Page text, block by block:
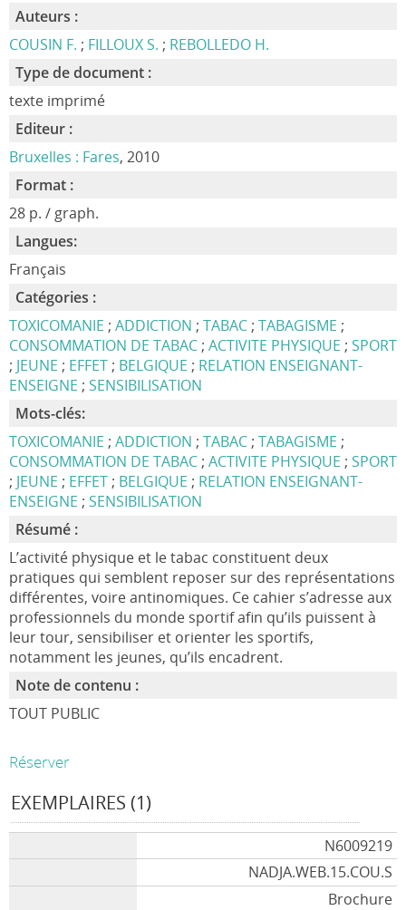
Auteurs :
COUSIN F. ; FILLOUX S. ; REBOLLEDO H.
Type de document :
texte imprimé
Editeur :
Bruxelles : Fares, 2010
Format :
28 p. / graph.
Langues:
Français
Catégories :
TOXICOMANIE ; ADDICTION ; TABAC; TABAGISME ;
CONSOMMATION DE TABAC; ACTIVITE PHYSIQUE ; SPORT
; JEUNE ; EFFET; BELGIQUE ; RELATION ENSEIGNANT-
ENSEIGNE ; SENSIBILISATION
Mots-clés:
TOXICOMANIE ; ADDICTION ; TABAC ; TABAGISME ;
CONSOMMATION DE TABAC ; ACTIVITE PHYSIQUE ; SPORT
; JEUNE ; EFFET ; BELGIQUE ; RELATION ENSEIGNANT-
ENSEIGNE ; SENSIBILISATION
Résumé :
L’activité physique et le tabac constituent deux
pratiques qui semblent reposer sur des représentations
différentes, voire antinomiques. Ce cahier s’adresse aux
professionnels du monde sportif afin qu’ils puissent à
leur tour, sensibiliser et orienter les sportifs,
notamment les jeunes, qu’ils encadrent.
Note de contenu :
TOUT PUBLIC
Réserver
EXEMPLAIRES (1)
N6009219
NADJA.WEB.15.COU.S
Brochure